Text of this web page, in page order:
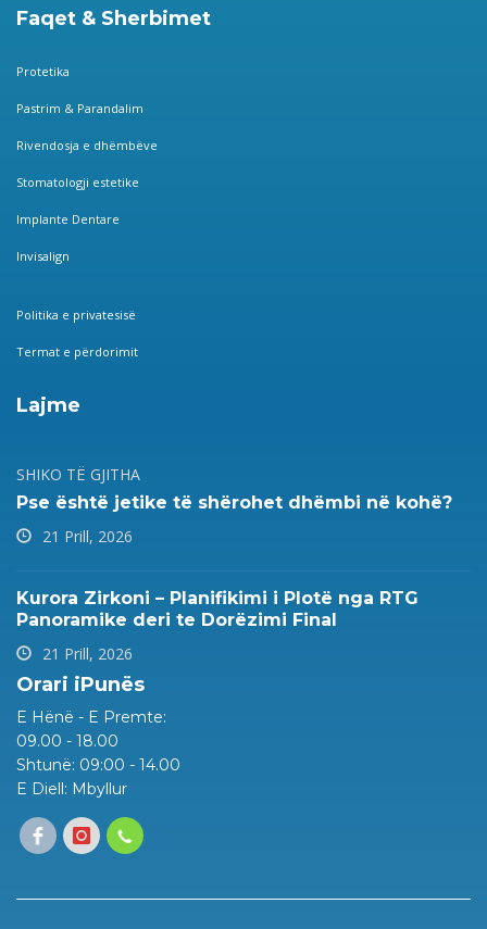
Faqet & Sherbimet
Protetika
Pastrim & Parandalim
Rivendosja e dhëmbëve
Stomatologji estetike
Implante Dentare
Invisalign
Politika e privatesisë
Termat e përdorimit
Lajme
SHIKO TË GJITHA
Pse është jetike të shërohet dhëmbi në kohë?
21 Prill, 2026
Kurora Zirkoni – Planifikimi i Plotë nga RTG
Panoramike deri te Dorëzimi Final
21 Prill, 2026
Orari iPunës
E Hënë - E Premte:
09.00 - 18.00
Shtunë: 09:00 - 14.00
E Diell: Mbyllur